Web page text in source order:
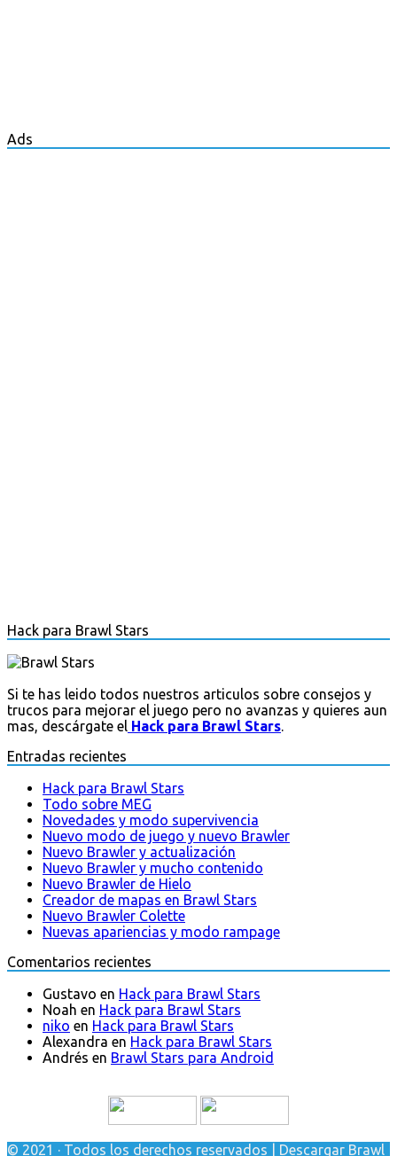
Ads
Hack para Brawl Stars
Si te has leido todos nuestros articulos sobre consejos y
trucos para mejorar el juego pero no avanzas y quieres aun
mas, descárgate el Hack para Brawl Stars.
Entradas recientes
Hack para Brawl Stars
Todo sobre MEG
Novedades y modo supervivencia
Nuevo modo de juego y nuevo Brawler
Nuevo Brawler y actualización
Nuevo Brawler y mucho contenido
Nuevo Brawler de Hielo
Creador de mapas en Brawl Stars
Nuevo Brawler Colette
Nuevas apariencias y modo rampage
Comentarios recientes
Gustavo en Hack para Brawl Stars
Noah en Hack para Brawl Stars
niko en Hack para Brawl Stars
Alexandra en Hack para Brawl Stars
Andrés en Brawl Stars para Android
© 2021 · Todos los derechos reservados | Descargar Brawl